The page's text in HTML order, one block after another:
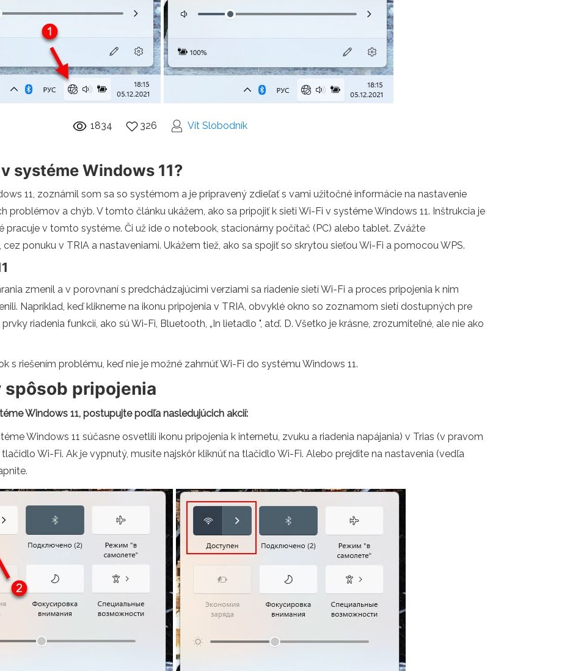
1834 326 Vít Slobodník
systéme Windows 11?
11, zoznámil som sa so systémom a je pripravený zdieľať s vami užitočné informácie na nastavenie
problémov a chýb. V tomto článku ukážem, ako sa pripojiť k sieti Wi-Fi v systéme Windows 11. Inštrukcia je
pracuje v tomto systéme. Či už ide o notebook, stacionárny počítač (PC) alebo tablet. Zvážte
ponuku v TRIA a nastaveniami. Ukážem tiež, ako sa spojiť so skrytou sieťou Wi-Fi a pomocou WPS.
zmenil a v porovnaní s predchádzajúcimi verziami sa riadenie sietí Wi-Fi a proces pripojenia k nim
Napríklad, keď klikneme na ikonu pripojenia v TRIA, obvyklé okno so zoznamom sietí dostupných pre
riadenia funkcií, ako sú Wi-Fi, Bluetooth, „In lietadlo ", atď. D. Všetko je krásne, zrozumiteľné, ale nie ako
s riešením problému, keď nie je možné zahrnúť Wi-Fi do systému Windows 11.
spôsob pripojenia
Windows 11, postupujte podľa nasledujúcich akcií:
Windows 11 súčasne osvetlili ikonu pripojenia k internetu, zvuku a riadenia napájania) v Trias (v pravom
Wi-Fi. Ak je vypnutý, musíte najskôr kliknúť na tlačidlo Wi-Fi. Alebo prejdite na nastavenia (vedľa